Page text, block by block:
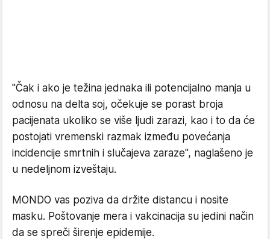
"Čak i ako je težina jednaka ili potencijalno manja u
odnosu na delta soj, očekuje se porast broja
pacijenata ukoliko se više ljudi zarazi, kao i to da će
postojati vremenski razmak između povećanja
incidencije smrtnih i slučajeva zaraze", naglašeno je
u nedeljnom izveštaju.
MONDO vas poziva da držite distancu i nosite
masku. Poštovanje mera i vakcinacija su jedini način
da se spreči širenje epidemije.